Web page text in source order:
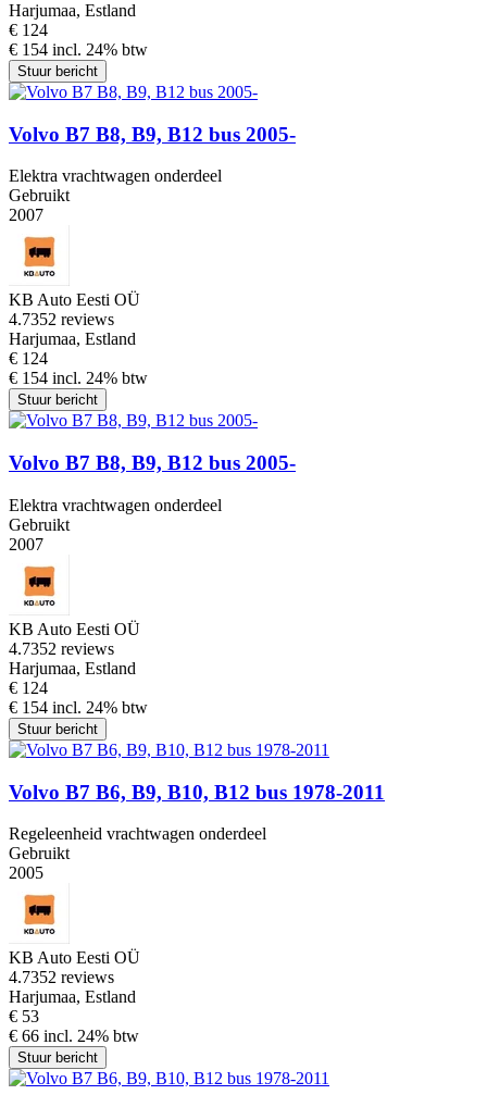
Harjumaa, Estland
€ 124
€ 154 incl. 24% btw
Stuur bericht
Volvo B7 B8, B9, B12 bus 2005-
Elektra vrachtwagen onderdeel
Gebruikt
2007
KB Auto Eesti OÜ
4.7352 reviews
Harjumaa, Estland
€ 124
€ 154 incl. 24% btw
Stuur bericht
Volvo B7 B8, B9, B12 bus 2005-
Elektra vrachtwagen onderdeel
Gebruikt
2007
KB Auto Eesti OÜ
4.7352 reviews
Harjumaa, Estland
€ 124
€ 154 incl. 24% btw
Stuur bericht
Volvo B7 B6, B9, B10, B12 bus 1978-2011
Regeleenheid vrachtwagen onderdeel
Gebruikt
2005
KB Auto Eesti OÜ
4.7352 reviews
Harjumaa, Estland
€ 53
€ 66 incl. 24% btw
Stuur bericht